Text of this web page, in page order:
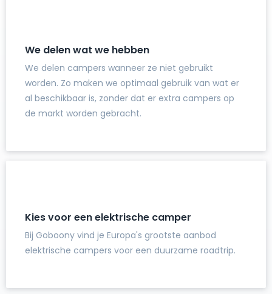
We delen wat we hebben
We delen campers wanneer ze niet gebruikt
worden. Zo maken we optimaal gebruik van wat er
al beschikbaar is, zonder dat er extra campers op
de markt worden gebracht.
Kies voor een elektrische camper
Bij Goboony vind je Europa's grootste aanbod
elektrische campers voor een duurzame roadtrip.